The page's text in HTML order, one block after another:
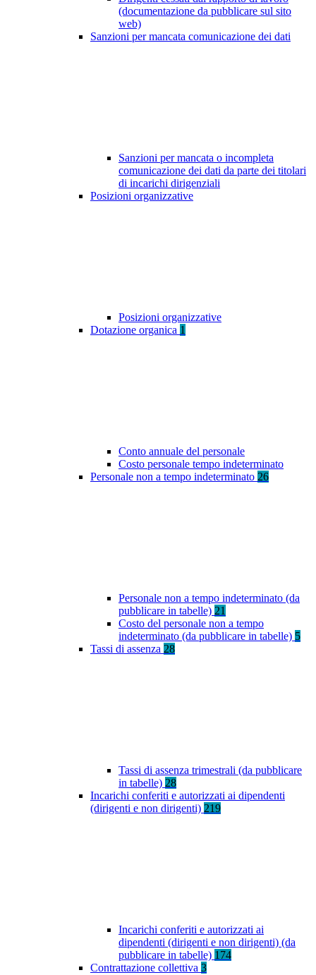
(documentazione da pubblicare sul sito
web)
Sanzioni per mancata comunicazione dei dati
Sanzioni per mancata o incompleta
comunicazione dei dati da parte dei titolari
di incarichi dirigenziali
Posizioni organizzative
Posizioni organizzative
Dotazione organica 1
Conto annuale del personale
Costo personale tempo indeterminato
Personale non a tempo indeterminato 26
Personale non a tempo indeterminato (da
pubblicare in tabelle) 21
Costo del personale non a tempo
indeterminato (da pubblicare in tabelle) 5
Tassi di assenza 28
Tassi di assenza trimestrali (da pubblicare
in tabelle) 28
Incarichi conferiti e autorizzati ai dipendenti
(dirigenti e non dirigenti) 219
Incarichi conferiti e autorizzati ai
dipendenti (dirigenti e non dirigenti) (da
pubblicare in tabelle) 174
Contrattazione collettiva 3